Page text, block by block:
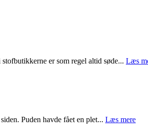
er som regel altid søde... Læs
Puden havde fået en plet... Læs mere